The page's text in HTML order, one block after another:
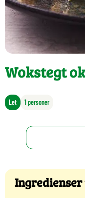
Wokstegt
Let 1 personer